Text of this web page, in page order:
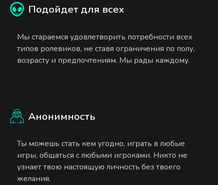
Подойдет для всех
Мы стараемся удовлетворить потребности всех
типов ролевиков, не ставя ограничения по полу,
возрасту и предпочтениям. Мы рады каждому.
Анонимность
Ты можешь стать кем угодно, играть в любые
игры, общаться с любыми игроками. Никто не
узнает твою настоящую личность без твоего
желания.